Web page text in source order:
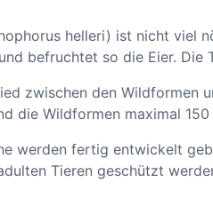
helleri) ist nicht viel
befruchtet so die Eier.
zwischen den
die Wildformen maximal
werden fertig entwickelt
Tieren geschützt